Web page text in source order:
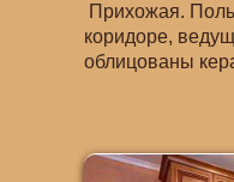
Прихожая.
коридоре,
облицованы